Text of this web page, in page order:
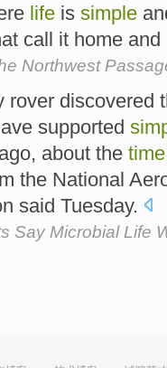
life is simple
call it home
Northwest
rover discovered
supported
about the time
the National
said Tuesday.
Say Microbial Life